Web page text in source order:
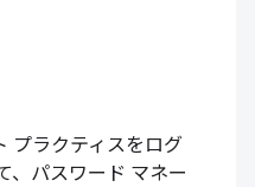
プラクティスをログ
、パスワード マネー